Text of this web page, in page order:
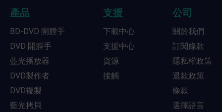
產品
BD-DVD 開膛手
DVD 開膛手
藍光播放器
DVD製作者
DVD複製
藍光拷貝
支援
下載中心
支援中心
資源
接觸
公司
關於我們
訂閱條款
隱私權政策
退款政策
條款
選擇語言